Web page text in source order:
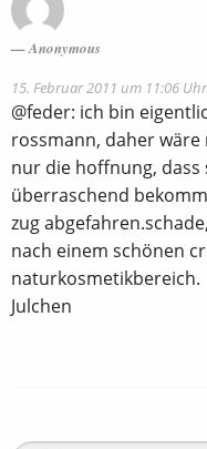
Anonymous
15. Februar 2011 um 11:06 Uhr
@feder: ich bin
rossmann, daher
nur die hoffnung, dass
überraschend
zug
nach einem schönen
naturkosmetikbereich.
Julchen